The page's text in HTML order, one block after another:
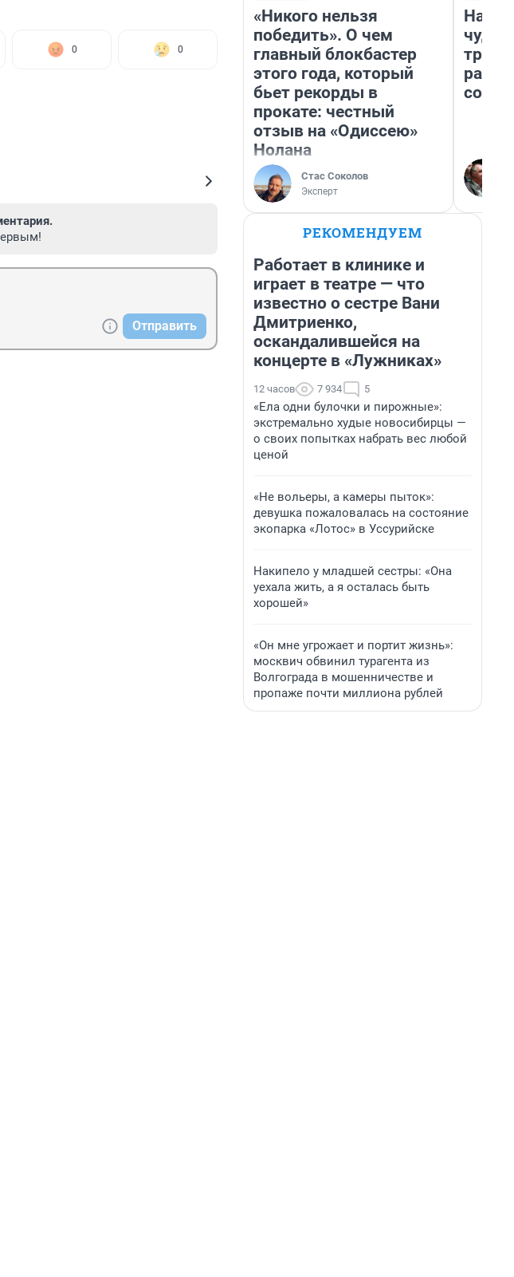
0 0
Отправить
«Никого нельзя
победить». О чем
главный блокбастер
этого года, который
бьет рекорды в
прокате: честный
отзыв на «Одиссею»
Нолана
Стас Соколов
Эксперт
РЕКОМЕНДУЕМ
Работает в клинике и
играет в театре — что
известно о сестре Вани
Дмитриенко,
оскандалившейся на
концерте в «Лужниках»
12 часов 7 934 5
«Ела одни булочки и пирожные»:
экстремально худые новосибирцы —
о своих попытках набрать вес любой
ценой
«Не вольеры, а камеры пыток»:
девушка пожаловалась на состояние
экопарка «Лотос» в Уссурийске
Накипело у младшей сестры: «Она
уехала жить, а я осталась быть
хорошей»
«Он мне угрожает и портит жизнь»:
москвич обвинил турагента из
Волгограда в мошенничестве и
пропаже почти миллиона рублей